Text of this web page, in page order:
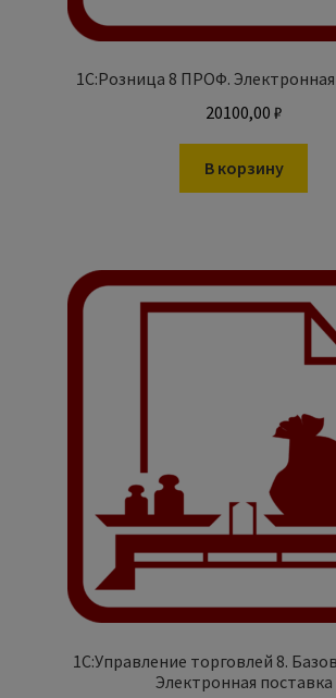
1С:Розница 8 ПРОФ.
20100,00 ₽
В корзину
1С:Управление торговлей 8.
Электронная поставка